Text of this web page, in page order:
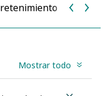
Mostrar todo